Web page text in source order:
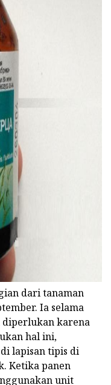
dari tanaman
Ia selama
diperlukan karena
hal ini,
lapisan tipis di
Ketika panen
unit